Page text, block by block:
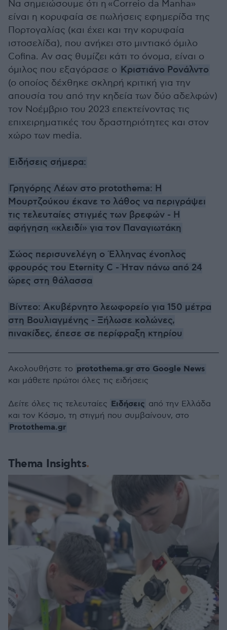
Να σημειώσουμε ότι η «Correio da Manha»
είναι η κορυφαία σε πωλήσεις εφημερίδα της
Πορτογαλίας (και έχει και την κορυφαία
ιστοσελίδα), που ανήκει στο μιντιακό όμιλο
Cofina. Αν σας θυμίζει κάτι το όνομα, είναι ο
όμιλος που εξαγόρασε ο Κριστιάνο Ρονάλντο
(ο οποίος δέχθηκε σκληρή κριτική για την
απουσία του από την κηδεία των δύο αδελφών)
τον Νοέμβριο του 2023 επεκτείνοντας τις
επιχειρηματικές του δραστηριότητες και στον
χώρο των media.
Ειδήσεις σήμερα:
Γρηγόρης Λέων στο protothema: Η
Μουρτζούκου έκανε το λάθος να περιγράψει
τις τελευταίες στιγμές των βρεφών - Η
αφήγηση «κλειδί» για τον Παναγιωτάκη
Σώος περισυνελέγη ο Έλληνας ένοπλος
φρουρός του Eternity C - Ήταν πάνω από 24
ώρες στη θάλασσα
Βίντεο: Ακυβέρνητο λεωφορείο για 150 μέτρα
στη Βουλιαγμένης - Ξήλωσε κολώνες,
πινακίδες, έπεσε σε περίφραξη κτηρίου
Thema Insights
Ακολουθήστε το protothema.gr στο Google News
και μάθετε πρώτοι όλες τις ειδήσεις
Δείτε όλες τις τελευταίες Ειδήσεις από την Ελλάδα
και τον Κόσμο, τη στιγμή που συμβαίνουν, στο
Protothema.gr